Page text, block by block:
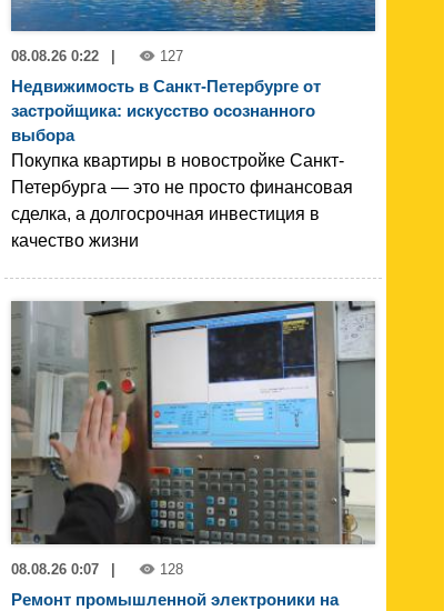
08.08.26 0:22 127
Недвижимость в Санкт-Петербурге от
застройщика: искусство осознанного
выбора
Покупка квартиры в новостройке Санкт-
Петербурга — это не просто финансовая
сделка, а долгосрочная инвестиция в
качество жизни
08.08.26 0:07 128
Ремонт промышленной электроники на